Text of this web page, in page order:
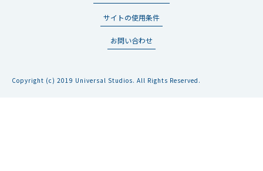
サイトの使用条件
お問い合わせ
Copyright (c) 2019 Universal Studios. All Rights Reserved.